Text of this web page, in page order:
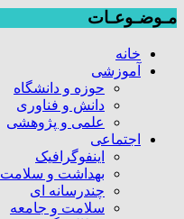
مـوضـوعـات
خانه
آموزشی
حوزه و دانشگاه
دانش و فناوری
علمی و پژوهشی
اجتماعی
اینفوگرافیک
بهداشت و سلامت
چندرسانه ای
سلامت و جامعه